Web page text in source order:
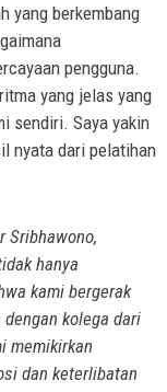
yang berkembang
pengguna.
yang jelas yang
sendiri. Saya yakin
nyata dari pelatihan
Sribhawono,
hanya
kami bergerak
kolega dari
memikirkan
dan keterlibatan